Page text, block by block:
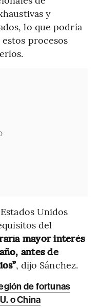
y
lo que podría
procesos
Unidos
del
mayor interés
antes de
, dijo Sánchez.
de fortunas
o China